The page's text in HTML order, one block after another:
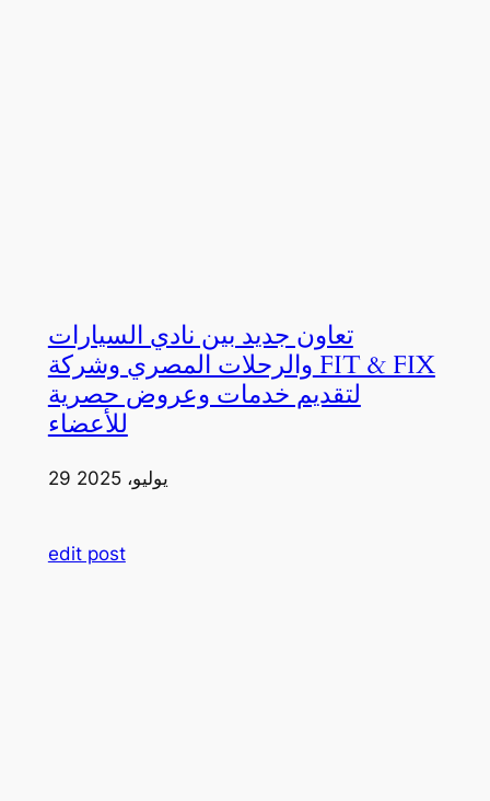
تعاون جديد بين نادي السيارات
والرحلات المصري وشركة FIT & FIX
لتقديم خدمات وعروض حصرية
للأعضاء
29 يوليو، 2025
edit post